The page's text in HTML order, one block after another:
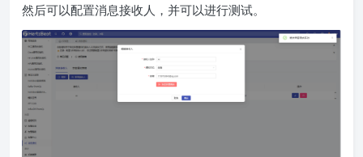
然后可以配置消息接收人，并可以进行测试。